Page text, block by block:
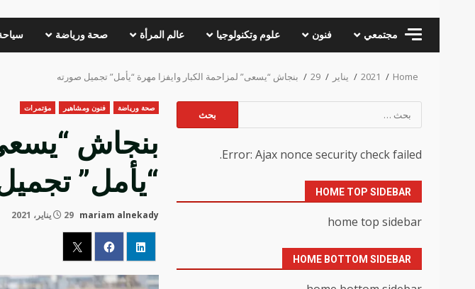
مجتمعي فنون علوم وتكنولوجيا عالم المرأة صحة ورياضة
Home
2021 يناير 29 بنجاش “يسعى” لمزاحمة الكبار وايفزا مهرة “يأمل” تجميل صورته
صحة ورياضة فنون ومشاهير مؤتمرات
بنجاش
“يأمل”
mariam alnekady 29 يناير، 2021
عن:
Error: Ajax nonce security check failed.
HOME TOP SIDEBAR
home top sidebar
HOME BOTTOM SIDEBAR